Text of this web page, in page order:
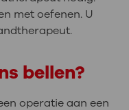
met oefenen. U
bellen?
operatie aan een